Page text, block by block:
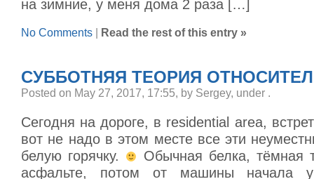
на зимние, у меня дома 2 раза […]
No Comments Read the rest of this entry »
СУББОТНЯЯ ТЕОРИЯ
Posted on May 27, 2017, 17:55, by Sergey, under .
Сегодня на дороге, в residential area,
вот не надо в этом месте все эти
белую горячку.
Обычная белка, тёмная
асфальте, потом от машины начала